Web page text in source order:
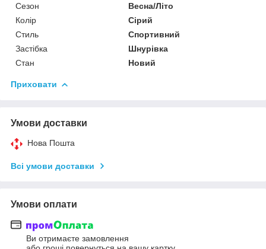
Сезон
Весна/Літо
Колір
Сірий
Стиль
Спортивний
Застібка
Шнурівка
Стан
Новий
Приховати
Умови доставки
Нова Пошта
Всі умови доставки
Умови оплати
Ви отримаєте замовлення